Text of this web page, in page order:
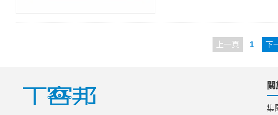
上一頁 1 下
集